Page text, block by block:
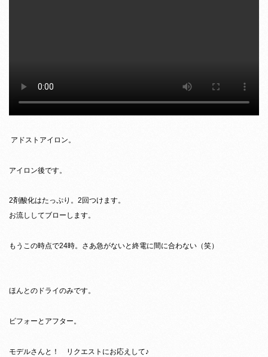
アドストアイロン。
アイロン後です。
2剤酸化はたっぷり。2回つけます。
お流ししてブローします。
もうこの時点で24時。さあ急がないと終電に間に合わない（笑）
ほんとのドライのみです。
ビフォーとアフター。
モデルさんと！ リクエストにお応えして♪